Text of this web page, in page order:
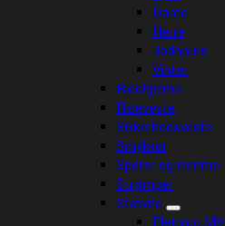
Dame
Herre
Jodhpurs
Vinter
Ridehjelme
Rideveste
Sikkerhedsveste
Smykker
Sporer og remme
Strømper
Stævne